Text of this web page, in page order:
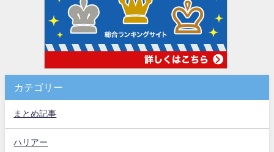
カテゴリー
まとめ記事
ハリアー